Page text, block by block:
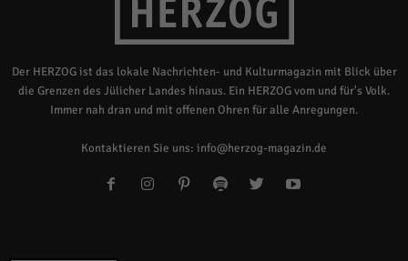
Der HERZOG ist das lokale Nachrichten- und Kulturmagazin mit Blick über
die Grenzen des Jülicher Landes hinaus. Ein HERZOG vom und für's Volk.
Immer nah dran und mit offenen Ohren für alle Anregungen.
Kontaktieren Sie uns: info@herzog-magazin.de